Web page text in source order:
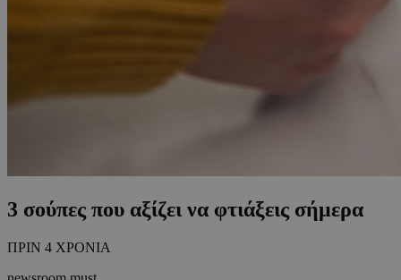
3 σούπες που αξίζει να φτιάξεις σήμερα
ΠΡΙΝ 4 ΧΡΟΝΙΑ